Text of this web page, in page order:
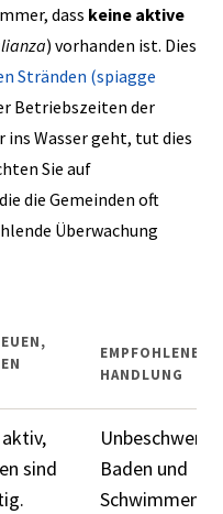
dass keine aktive
) vorhanden ist. Dies
Stränden (spiagge
Betriebszeiten der
ins Wasser geht, tut dies
Sie auf
die Gemeinden oft
Überwachung
EMPFOHLENE
HANDLUNG
sind
Baden und
Schwimmen